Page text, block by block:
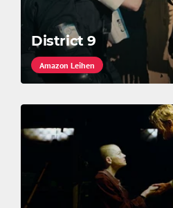
District 9
Amazon Leihen